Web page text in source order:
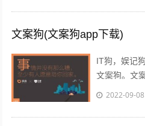
文案狗(文案狗app下载)
IT狗，娱记
文案狗。文
的统称，白
2022-09-08